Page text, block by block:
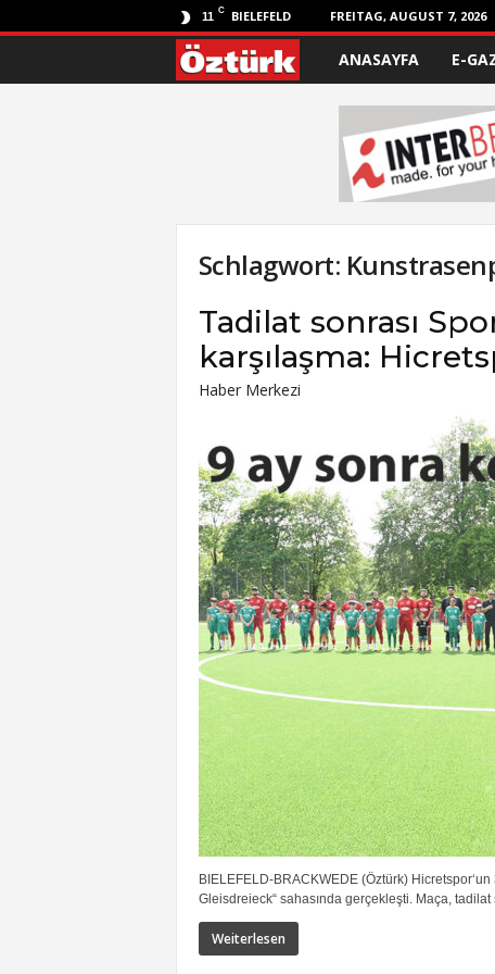
11 C BIELEFELD FREITAG, AUGUST 7, 2026
ANASAYFA E-
Schlagwort:
Tadilat sonrası
karşılaşma:
Haber Merkezi
BIELEFELD-BRACKWEDE (Öztürk)
Gleisdreieck“ sahasında gerçekleşti. Maça,
Weiterlesen